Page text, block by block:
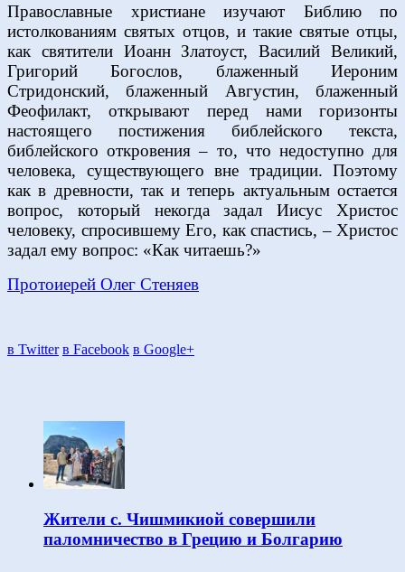
Православные христиане изучают Библию по
истолкованиям святых отцов, и такие святые отцы,
как святители Иоанн Златоуст, Василий Великий,
Григорий Богослов, блаженный Иероним
Стридонский, блаженный Августин, блаженный
Феофилакт, открывают перед нами горизонты
настоящего постижения библейского текста,
библейского откровения – то, что недоступно для
человека, существующего вне традиции. Поэтому
как в древности, так и теперь актуальным остается
вопрос, который некогда задал Иисус Христос
человеку, спросившему Его, как спастись, – Христос
задал ему вопрос: «Как читаешь?»
Протоиерей Олег Стеняев
в Twitter в Facebook в Google+
Жители с. Чишмикиой совершили
паломничество в Грецию и Болгарию